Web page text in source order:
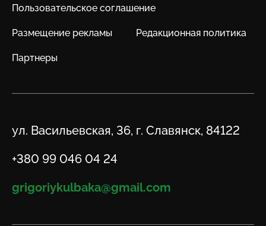
Пользовательское соглашение
Размещение рекламы Редакционная политика
Партнеры
Адрес
ул. Васильевская, 36, г. Славянск, 84122
Телефон
+380 99 046 04 24
Email
grigoriykulbaka@gmail.com